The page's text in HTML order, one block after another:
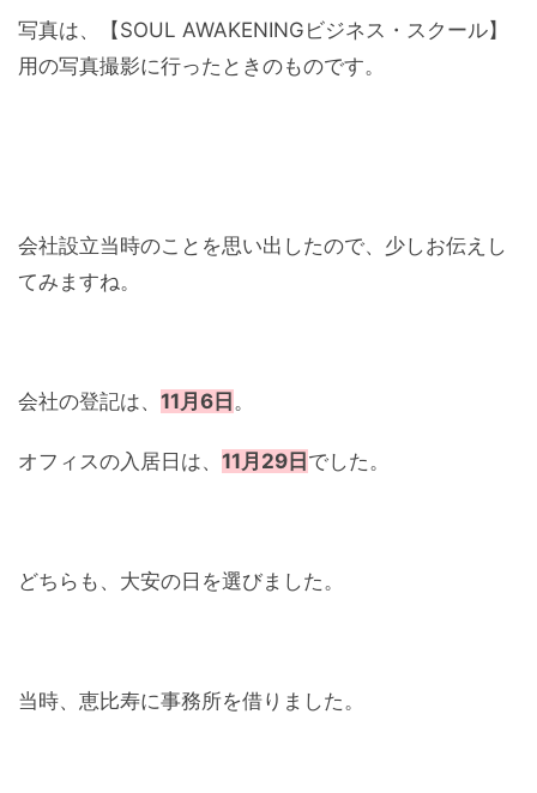
写真は、【SOUL AWAKENINGビジネス・スクール】
用の写真撮影に行ったときのものです。
会社設立当時のことを思い出したので、少しお伝えし
てみますね。
会社の登記は、 11月6日 。
オフィスの入居日は、 11月29日でした。
どちらも、大安の日を選びました。
当時、恵比寿に事務所を借りました。